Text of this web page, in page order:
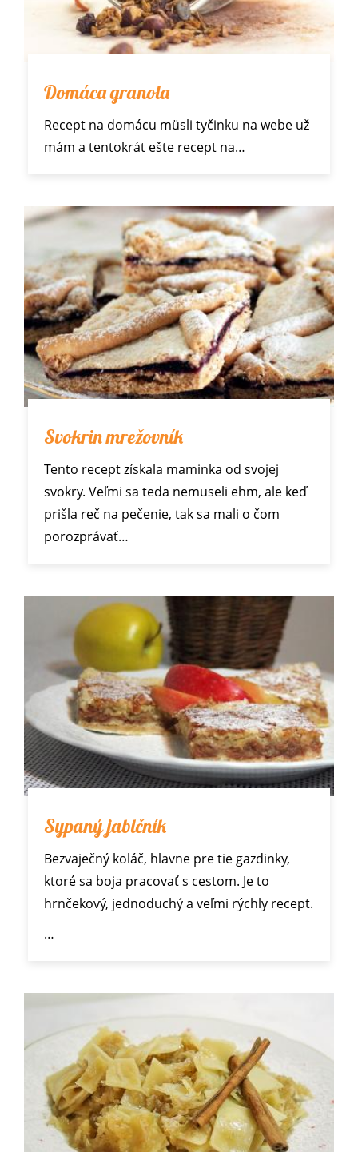
Domáca granola
Recept na domácu müsli tyčinku na webe už
mám a tentokrát ešte recept na…
Svokrin mrežovník
Tento recept získala maminka od svojej
svokry. Veľmi sa teda nemuseli ehm, ale keď
prišla reč na pečenie, tak sa mali o čom
porozprávať…
Sypaný jablčník
Bezvaječný koláč, hlavne pre tie gazdinky,
ktoré sa boja pracovať s cestom. Je to
hrnčekový, jednoduchý a veľmi rýchly recept.
…